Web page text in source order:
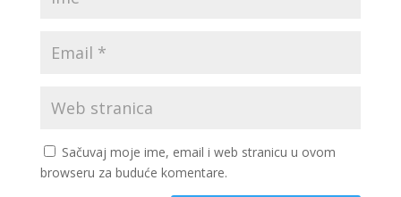
Sačuvaj moje ime, email i web stranicu u ovom
browseru za buduće komentare.